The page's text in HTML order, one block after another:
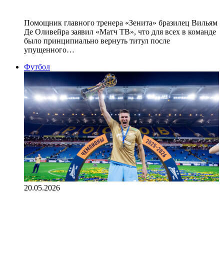
Помощник главного тренера «Зенита» бразилец Вильям
Де Оливейра заявил «Матч ТВ», что для всех в команде
было принципиально вернуть титул после
упущенного…
Футбол
20.05.2026